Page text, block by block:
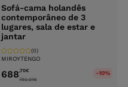
Sofá-cama holandês
contemporâneo de 3
lugares, sala de estar e
jantar
MIROYTENGO
(0)
688,70€
792.01€
-10%